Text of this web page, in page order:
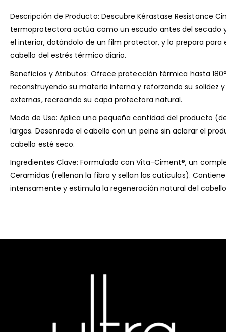
Descripción de Producto: Descubre Kérastase Resistance
termoprotectora actúa como un escudo antes del secado
el interior, dotándolo de un film protector, y lo prepara
cabello del estrés térmico diario.
Beneficios y Atributos: Ofrece protección térmica hasta
reconstruyendo su materia interna y reforzando su solidez
externas, recreando su capa protectora natural.
Modo de Uso: Aplica una pequeña cantidad del producto
largos. Desenreda el cabello con un peine sin aclarar el
cabello esté seco.
Ingredientes Clave: Formulado con Vita-Ciment®, un
Ceramidas (rellenan la fibra y sellan las cutículas).
intensamente y estimula la regeneración natural del